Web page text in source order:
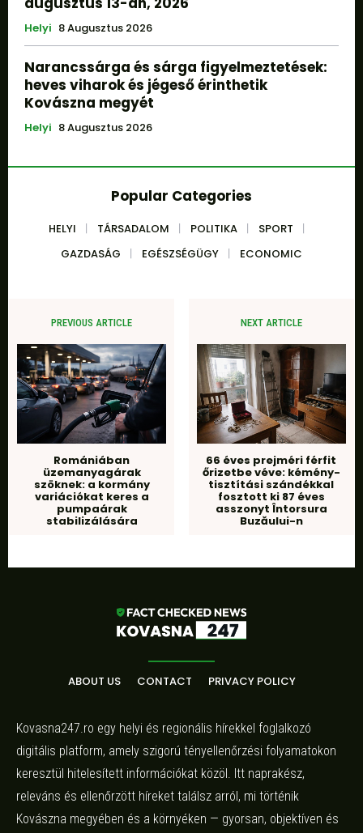
Helyi 8 Augusztus 2026
Narancssárga és sárga figyelmeztetések:
heves viharok és jégeső érinthetik
Kovászna megyét
Helyi 8 Augusztus 2026
Popular Categories
HELYI TÁRSADALOM POLITIKA
SPORT
GAZDASÁG
EGÉSZSÉGÜGY ECONOMIC
PREVIOUS ARTICLE
Romániában
üzemanyagárak
szöknek: a kormány
variációkat keres a
pumpaárak
stabilizálására
NEXT ARTICLE
66 éves prejméri férfit
őrizetbe véve: kémény-
tisztítási szándékkal
fosztott ki 87 éves
asszonyt Întorsura
Buzăului-n
ABOUT US CONTACT PRIVACY POLICY
Kovasna247.ro egy helyi és regionális hírekkel foglalkozó
digitális platform, amely szigorú tényellenőrzési folyamatokon
keresztül hitelesített információkat közöl. Itt naprakész,
releváns és ellenőrzött híreket találsz arról, mi történik
Kovászna megyében és a környéken — gyorsan, objektíven és